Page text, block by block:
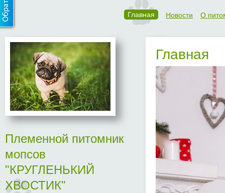
Главная Новости О
Племенной питомник
мопсов
"КРУГЛЕНЬКИЙ
ХВОСТИК"
Главная